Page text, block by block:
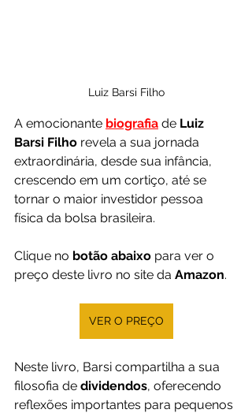
Luiz Barsi Filho
A emocionante biografia de Luiz
Barsi Filho revela a sua jornada
extraordinária, desde sua infância,
crescendo em um cortiço, até se
tornar o maior investidor pessoa
física da bolsa brasileira.
Clique no botão abaixo para ver o
preço deste livro no site da Amazon.
VER O PREÇO
Neste livro, Barsi compartilha a sua
filosofia de dividendos, oferecendo
reflexões importantes para pequenos